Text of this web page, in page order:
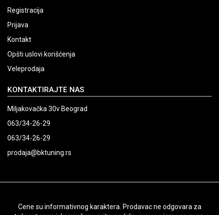
Registracija
Prijava
Kontakt
Opšti uslovi korišćenja
Veleprodaja
KONTAKTIRAJTE NAS
Miljakovačka 30v Beograd
063/34-26-29
063/34-26-29
prodaja@bktuning.rs
Cene su informativnog karaktera. Prodavac ne odgovara za